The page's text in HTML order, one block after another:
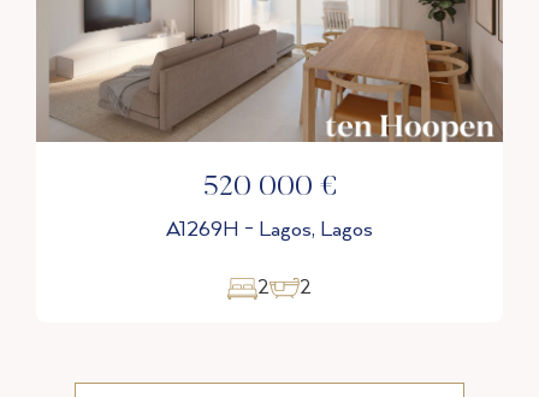
625 000 €
A1269A - Lagos, Lagos
2